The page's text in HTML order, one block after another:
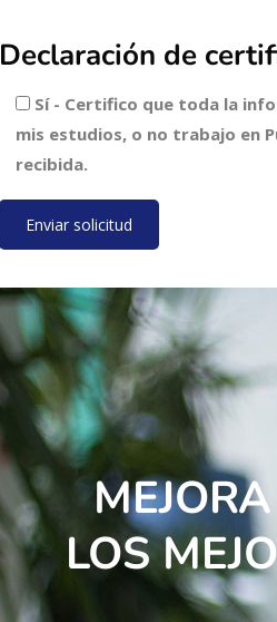
Declaración de
Sí - Certifico que toda la
mis estudios, o no trabajo en
recibida.
LOS